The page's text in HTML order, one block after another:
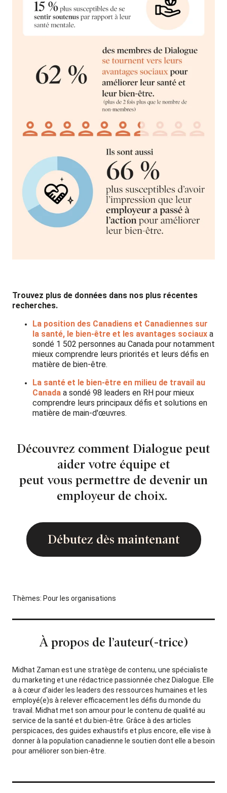
Trouvez plus de données dans nos plus récentes
recherches.
La position des Canadiens et Canadiennes sur
la santé, le bien-être et les avantages sociaux a
sondé 1 502 personnes au Canada pour notamment
mieux comprendre leurs priorités et leurs défis en
matière de bien-être.
La santé et le bien-être en milieu de travail au
Canada a sondé 98 leaders en RH pour mieux
comprendre leurs principaux défis et solutions en
matière de main-d'œuvres.
Découvrez comment Dialogue peut
aider votre équipe et
peut vous permettre de devenir un
employeur de choix.
Débutez dès maintenant
Thèmes: Pour les organisations
À propos de l’auteur(-trice)
Midhat Zaman est une stratège de contenu, une spécialiste
du marketing et une rédactrice passionnée chez Dialogue. Elle
a à cœur d’aider les leaders des ressources humaines et les
employé(e)s à relever efficacement les défis du monde du
travail. Midhat met son amour pour le contenu de qualité au
service de la santé et du bien-être. Grâce à des articles
perspicaces, des guides exhaustifs et plus encore, elle vise à
donner à la population canadienne le soutien dont elle a besoin
pour améliorer son bien-être.